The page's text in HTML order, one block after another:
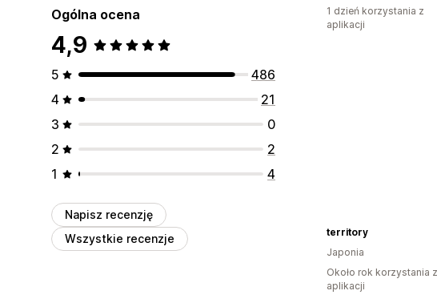
Ogólna ocena
4,9
5
486
4
21
3
0
2
2
1
4
Napisz recenzję
Wszystkie recenzje
1 dzień korzystania z
aplikacji
territory
Japonia
Około rok korzystania z
aplikacji